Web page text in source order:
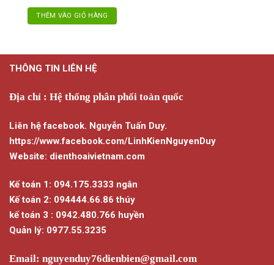
THÊM VÀO GIỎ HÀNG
THÔNG TIN LIÊN HỆ
Địa chỉ : Hệ thống phân phối toàn quốc
Liên hệ facebook. Nguyễn Tuấn Duy.
https://www.facebook.com/LinhKienNguyenDuy
Website: dienthoaivietnam.com
Kế toán 1: 094.175.3333 ngân
Kế toán 2: 094444.66.86 thúy
kế toán 3 : 0942.480.766 huyền
Quản lý: 0977.55.3235
Email: nguyenduy76dienbien@gmail.com